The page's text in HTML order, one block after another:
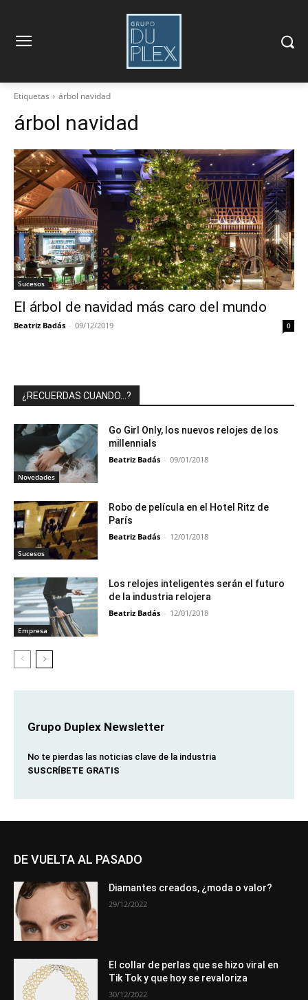
Etiquetas árbol navidad
árbol navidad
Sucesos
El árbol de navidad más caro del mundo
Beatriz Badás - 09/12/2019 0
¿RECUERDAS CUANDO…?
Novedades
Go Girl Only, los nuevos relojes de los
millennials
Beatriz Badás - 09/01/2018
Sucesos
Robo de película en el Hotel Ritz de
París
Beatriz Badás - 12/01/2018
Empresa
Los relojes inteligentes serán el futuro
de la industria relojera
Beatriz Badás - 12/01/2018
Grupo Duplex Newsletter
No te pierdas las noticias clave de la industria
SUSCRÍBETE GRATIS
DE VUELTA AL PASADO
Diamantes creados, ¿moda o valor?
29/12/2022
El collar de perlas que se hizo viral en
Tik Tok y que hoy se revaloriza
30/12/2022